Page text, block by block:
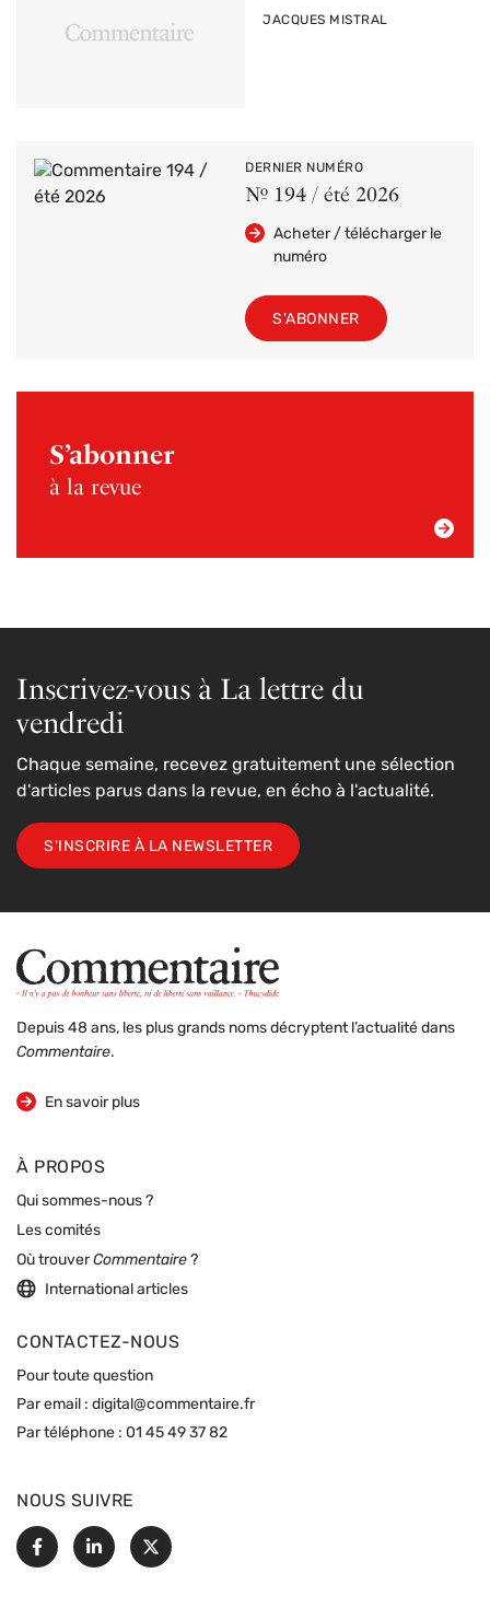
PAR
JACQUES MISTRAL
DERNIER NUMÉRO
Nº 194 / été 2026
Acheter / télécharger le
numéro
S'ABONNER
S’abonner
à la revue
Inscrivez-vous à La lettre du
vendredi
Chaque semaine, recevez gratuitement une sélection
d'articles parus dans la revue, en écho à l'actualité.
S'INSCRIRE À LA NEWSLETTER
Depuis 48 ans, les plus grands noms décryptent l’actualité dans
Commentaire.
En savoir plus
sur la revue
À PROPOS
Qui sommes-nous ?
Les comités
Où trouverCommentaire ?
International articles
CONTACTEZ-NOUS
Pour toute question
Par email : digital@commentaire.fr
Par téléphone : 01 45 49 37 82
NOUS SUIVRE
FacebookLinkedin
X